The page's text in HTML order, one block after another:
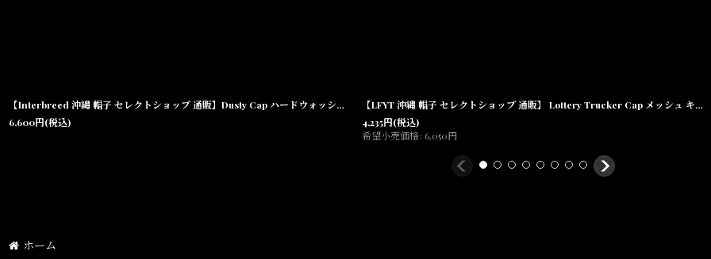
【Interbreed 沖縄 帽子 セレクトショップ 通販】Dusty Cap ハードウォッシュ コットン ツイル キャップ
6,600円(税込)
【LFYT 沖縄 帽子 セレクトショップ 通販】 Lottery Trucker Cap メッシュ キャップ トラッカーキャップ
4,235円(税込)
希望小売価格: 6,050円
ホーム